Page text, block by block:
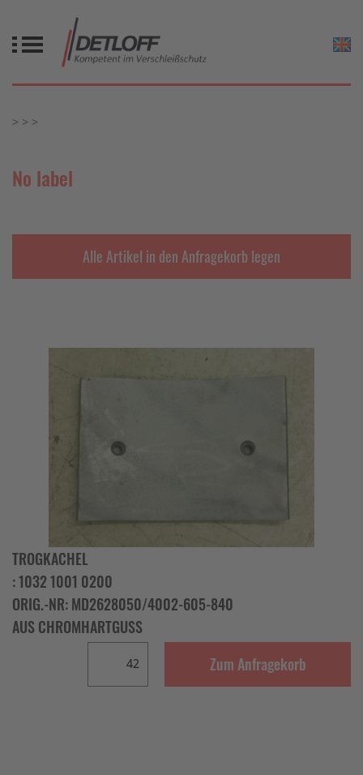
No label
Alle Artikel in den Anfragekorb legen
TROGKACHEL
: 1032 1001 0200
ORIG.-NR: MD2628050/4002-605-840
AUS CHROMHARTGUSS
Zum Anfragekorb